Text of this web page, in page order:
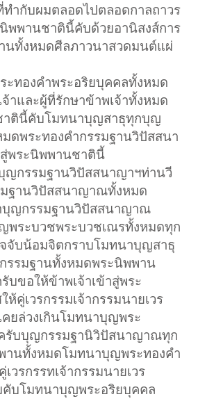
ำกับผมตลอดไปตลอดกาลถาวร
พพานชาตินี้คับด้วยอานิสงส์การ
นทั้งหมดศีลภาวนาสวดมนต์แผ่
ทองคำพระอริยบุคคลทั้งหมด
าและผู้ที่รักษาข้าพเจ้าทั้งหมด
าตินี้คับโมทนาบุญสาธุทุกบุญ
ดพระทองคำกรรมฐานวิปัสสนา
พระนิพพานชาตินี้
ญกรรมฐานวิปัสสนาญาฯท่านวี
ฐานวิปัสสนาญาณทั้งหมด
บุญกรรมฐานวิปัสสนาญาณ
พระบวชพระบวชเณรทั้งหมดทุก
จับน้อมจิตกราบโมทนาบุญสาธุ
รรมฐานทั้งหมดพระนิพพาน
บขอให้ข้าพเจ้าเข้าสู่พระ
คู่เวรกรรมเจ้ากรรมนายเวร
ยล่วงเกินโมทนาบุญพระ
รับบุญกรรมฐานิวิปัสนาญาณทุก
านทั้งหมดโมทนาบุญพระทองคำ
วรกรรทเจ้ากรรมนายเวร
คับโมทนาบุญพระอริยบุคคล